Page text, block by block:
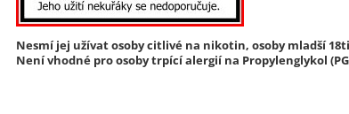
Nesmí jej užívat osoby citlivé na nikotin, osoby mladší
Není vhodné pro osoby trpící alergií na Propylenglykol